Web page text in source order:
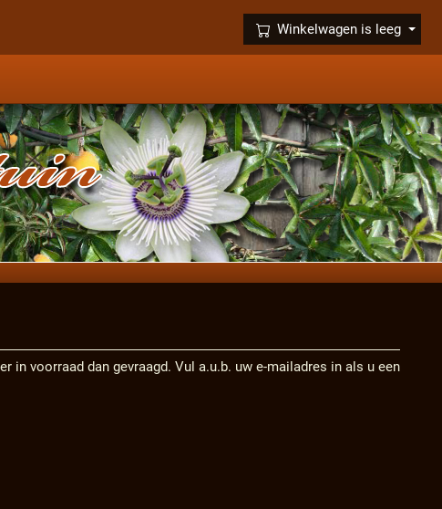
Winkelwagen is leeg
×
in voorraad dan gevraagd. Vul a.u.b. uw e-mailadres in als u een